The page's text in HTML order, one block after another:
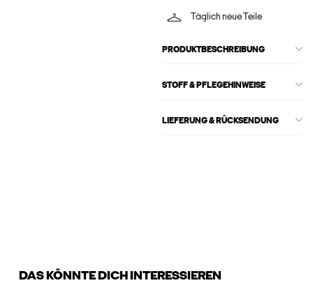
Täglich neue Teile
PRODUKTBESCHREIBUNG
STOFF & PFLEGEHINWEISE
LIEFERUNG & RÜCKSENDUNG
DAS KÖNNTE DICH INTERESSIEREN